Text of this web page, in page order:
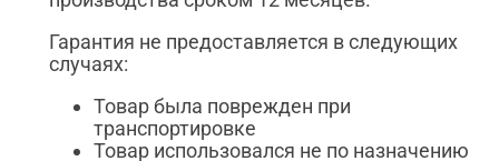
Гарантия не предоставляется в следующих
случаях:
Товар была поврежден при
транспортировке
Товар использовался не по назначению